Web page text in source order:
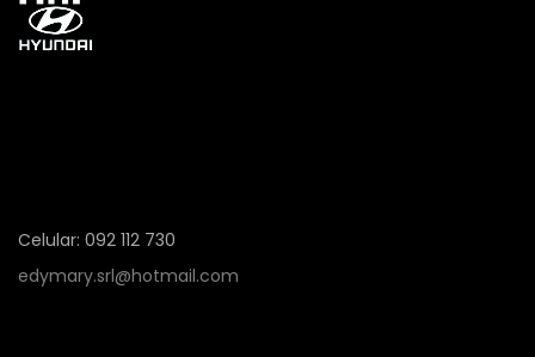
Celular: 092 112 730
edymary.srl@hotmail.com